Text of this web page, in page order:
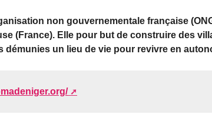
non gouvernementale française
(France). Elle pour but de construire des
démunies un lieu de vie pour revivre en